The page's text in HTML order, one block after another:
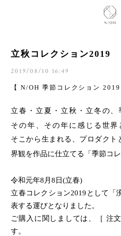
立秋コレクション2019
2019/08/10 16:49
【 N/OH 季節コレクション 2019
立春・立夏・立秋・立冬の、
その年、その年に感じる世界
そこから生まれる、プロダクト
界観を作品に仕立てる「季節コレ
令和元年8月8日(立春)
立春コレクション2019として「
表する運びとなりました。
ご購入に関しましては、
［ 注
す。